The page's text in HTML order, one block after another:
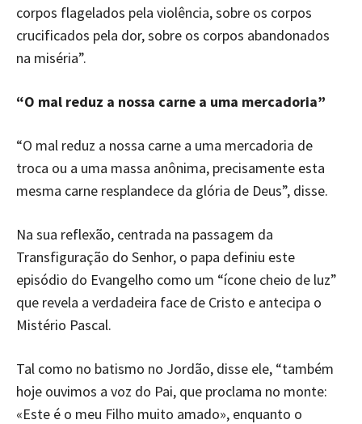
corpos flagelados pela violência, sobre os corpos
crucificados pela dor, sobre os corpos abandonados
na miséria”.
“O mal reduz a nossa carne a uma mercadoria”
“O mal reduz a nossa carne a uma mercadoria de
troca ou a uma massa anônima, precisamente esta
mesma carne resplandece da glória de Deus”, disse.
Na sua reflexão, centrada na passagem da
Transfiguração do Senhor, o papa definiu este
episódio do Evangelho como um “ícone cheio de luz”
que revela a verdadeira face de Cristo e antecipa o
Mistério Pascal.
Tal como no batismo no Jordão, disse ele, “também
hoje ouvimos a voz do Pai, que proclama no monte:
«Este é o meu Filho muito amado», enquanto o